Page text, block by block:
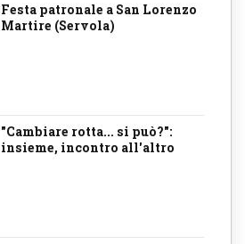
Festa patronale a San Lorenzo
Martire (Servola)
"Cambiare rotta... si può?":
insieme, incontro all'altro